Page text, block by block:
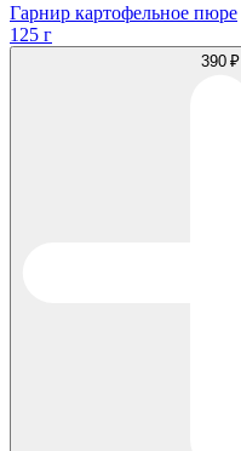
Гарнир картофельное пюре
125 г
390 ₽